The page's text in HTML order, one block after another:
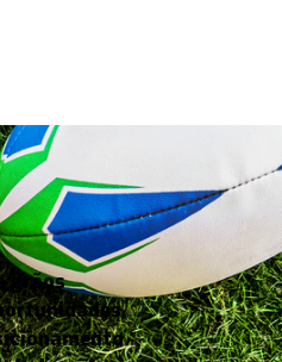
grãos